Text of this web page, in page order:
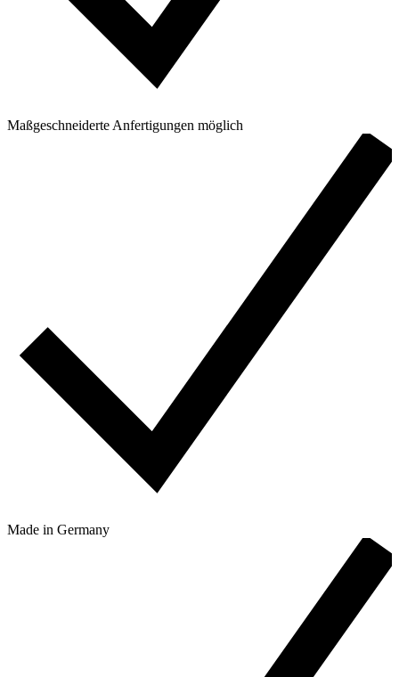
Maßgeschneiderte Anfertigungen möglich
Made in Germany